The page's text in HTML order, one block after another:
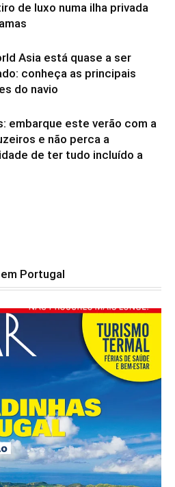
de luxo numa ilha privada
Asia está quase a ser
conheça as principais
do navio
embarque este verão com a
e não perca a
de ter tudo incluído a
Portugal